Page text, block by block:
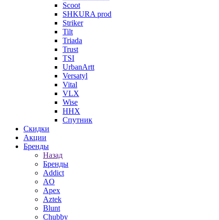
Scoot
SHKURA рrоd
Striker
Tilt
Triada
Trust
TSI
UrbanArtt
Versatyl
Vital
VLX
Wise
ННХ
Спутник
Скидки
Акции
Бренды
Назад
Бренды
Addict
AO
Apex
Aztek
Blunt
Chubby